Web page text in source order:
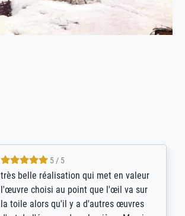
5 / 5
eine große Auswahl an Bildern und
deren Reproduktionsmöglichkeiten;
wurde sehr gut durch die einzelnen